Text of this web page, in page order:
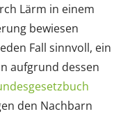
Lärm in einem
bewiesen
Fall sinnvoll, ein
aufgrund dessen
den Nachbarn